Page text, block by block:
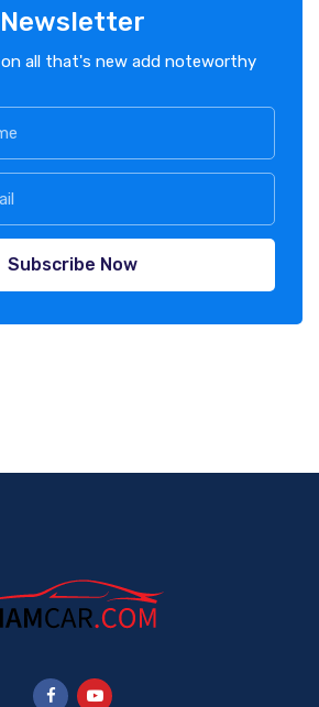
Newsletter
all that's new add noteworthy
Subscribe Now